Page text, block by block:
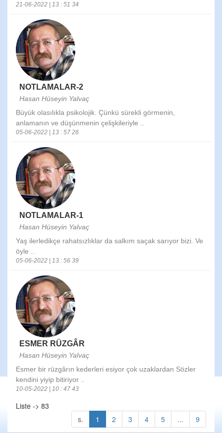
21-06-2022 | 13 : 51 34
NOTLAMALAR-2
Hasan Hüseyin Yalvaç
Büyük olasılıkla psikolojik. Çünkü sürekli görmenin,
anlamanın ve düşünmenin çelişkileriyle ..
05-06-2022 | 13 : 57 26
NOTLAMALAR-1
Hasan Hüseyin Yalvaç
Yaş ilerledikçe rahatsızlıklar da salkım saçak sarıyor bizi. Ve
öyle ..
05-06-2022 | 13 : 56 39
ESMER RÜZGÂR
Hasan Hüseyin Yalvaç
Esmer bir rüzgârın kederleri esiyor çok uzaklardan Sözler
kendini yiyip bitiriyor ..
10-05-2022 | 10 : 47 43
Liste -> 83
s.
1 2 3 4 5 ... 9